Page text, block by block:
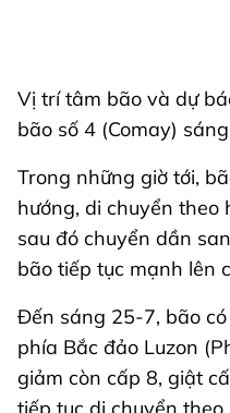
Vị trí tâm bão và dự
bão số 4 (Comay)
Trong những giờ tới,
hướng, di chuyển
sau đó chuyển dần
bão tiếp tục mạnh lên
Đến sáng 25-7, bão
phía Bắc đảo Luzon
giảm còn cấp 8, giật